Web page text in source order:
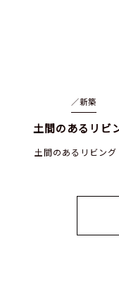
／新築
土間のあるリビ
土間のあるリビン